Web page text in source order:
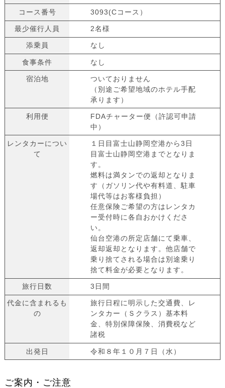
コース番号 3093(Cコース）
最少催行人員 2名様
添乗員 なし
食事条件 なし
宿泊地
ついておりません
（別途ご希望地域のホテル手配
承ります）
利用便
FDAチャーター便（許認可申請
中）
レンタカーについ
て
１日目富士山静岡空港から3日
目富士山静岡空港までとなりま
す。
燃料は満タンでの返却となりま
す（ガソリン代や有料道、駐車
場代等はお客様負担）
任意保険ご希望の方はレンタカ
ー受付時に各自おかけくださ
い。
仙台空港の所定店舗にて乗車、
返却返却となります。他店舗で
乗り捨てされる場合は別途乗り
捨て料金が必要となります。
旅行日数 3日間
代金に含まれるも
の
旅行日程に明示した交通費、レ
ンタカー（Ｓクラス）基本料
金、特別保障保険、消費税など
諸税
出発日 令和８年１０月７日（水）
ご案内・ご注意